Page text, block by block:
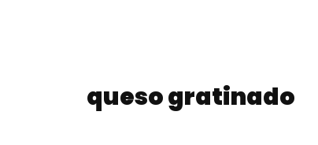
queso gratinado